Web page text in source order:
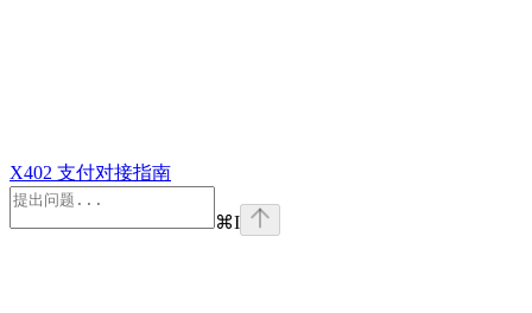
X402 支付对接指南
⌘I